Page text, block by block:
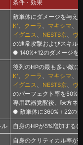
条件・効果
敵単体にダメージを与え
K'、 クーラ 、 マキシマ、
イグニス、 NESTS京、 ヴ
の通常攻撃およびスキル
● 140%+12のダメージを
後列のHPの最も多い敵に
K'、 クーラ 、 マキシマ、
イグニス、 NESTS京、 ヴ
のパーフェクト率を50%
専用武器覚醒後、味方ネ
● 敵単体に360%＋22の
ル 自身のHPが5%増加する
自身のクリティカル率が